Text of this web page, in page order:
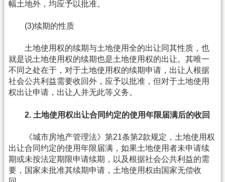
幅土地外，均应予以批准。
(3)续期的性质
土地使用权的续期与土地使用全的出让同其性质，也
就是说土地使用权的续期也是土地使用权的出让。其唯一
不同之处在于，对于土地使用权的续期申请，出让人根据
社会公共利益需要收回外，应予以批准，但对于土地使用
权出让申请，出让人并无此等义务。
2. 土地使用权出让合同约定的使用年限届满后的收回
《城市房地产管理法》第21条第2款规定，土地使用权
出让合同约定的使用年限届满，如果土地使用者未申请续
期或未按法定期限申请续期，以及根据社会公共利益的需
要，国家未批准其续期申请，土地使用权由国家无偿收